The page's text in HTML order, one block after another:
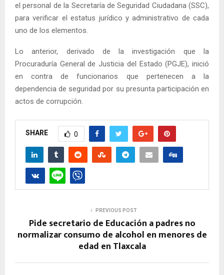
el personal de la Secretaría de Seguridad Ciudadana (SSC),
para verificar el estatus jurídico y administrativo de cada
uno de los elementos.
Lo anterior, derivado de la investigación que la
Procuraduría General de Justicia del Estado (PGJE), inició
en contra de funcionarios que pertenecen a la
dependencia de seguridad por su presunta participación en
actos de corrupción.
SHARE 0
PREVIOUS POST
Pide secretario de Educación a padres no
normalizar consumo de alcohol en menores de
edad en Tlaxcala